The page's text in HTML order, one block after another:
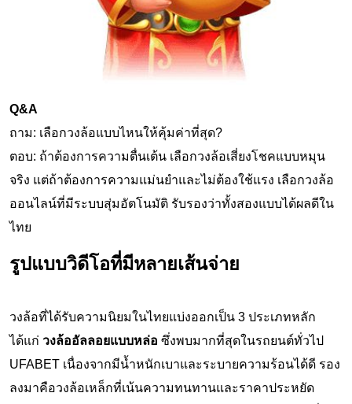
Q&A
ถาม: เลือกวงล้อแบบไหนให้คุ้มค่าที่สุด?
ตอบ: ถ้าต้องการความตื่นเต้น เลือกวงล้อเสี่ยงโชคแบบหมุน
จริง แต่ถ้าต้องการความแม่นยำและไม่ต้องใช้แรง เลือกวงล้อ
ออนไลน์ที่มีระบบสุ่มอัตโนมัติ รับรองว่าทั้งสองแบบได้ผลดีใน
ไทย
รูปแบบวิดีโอที่มีหลายเส้นจ่าย
วงล้อที่ได้รับความนิยมในไทยแบ่งออกเป็น 3 ประเภทหลัก
ได้แก่ วงล้ออัลลอยแบบหล่อ ซึ่งพบมากที่สุดในรถยนต์ทั่วไป
UFABET เนื่องจากมีน้ำหนักเบาและระบายความร้อนได้ดี รอง
ลงมาคือวงล้อเหล็กที่เน้นความทนทานและราคาประหยัด